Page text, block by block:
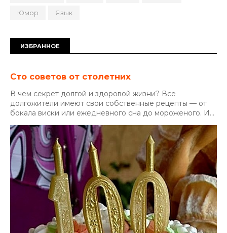
Юмор Язык
ИЗБРАННОЕ
Сто советов от столетних
В чем секрет долгой и здоровой жизни? Все
долгожители имеют свои собственные рецепты — от
бокала виски или ежедневного сна до мороженого. И...